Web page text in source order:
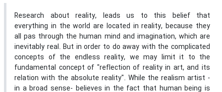
Research about reality, leads us to this belief that
everything in the world are located in reality, because they
all pas through the human mind and imagination, which are
inevitably real. But in order to do away with the complicated
concepts of the endless reality, we may limit it to the
fundamental concept of "reflection of reality in art, and its
relation with the absolute reality". While the realism artist -
in a broad sense- believes in the fact that human being is